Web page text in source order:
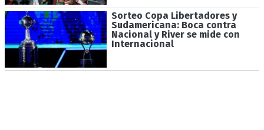
Sorteo Copa Libertadores y
Sudamericana: Boca contra
Nacional y River se mide con
Internacional